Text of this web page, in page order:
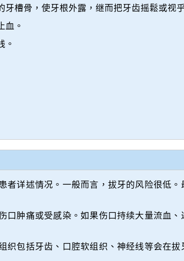
槽骨，使牙根外露，继而把牙齿摇鬆或视
血。
。
者详述情况。一般而言，拔牙的风险很低
口肿痛或受感染。如果伤口持续大量流血
织包括牙齿、口腔软组织、神经线等会在